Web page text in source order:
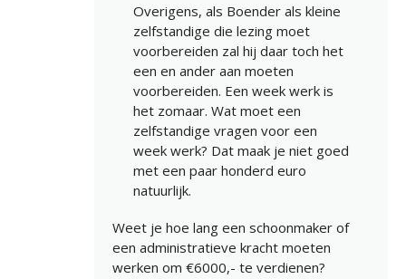
Overigens, als Boender als kleine
zelfstandige die lezing moet
voorbereiden zal hij daar toch het
een en ander aan moeten
voorbereiden. Een week werk is
het zomaar. Wat moet een
zelfstandige vragen voor een
week werk? Dat maak je niet goed
met een paar honderd euro
natuurlijk.
Weet je hoe lang een schoonmaker of
een administratieve kracht moeten
werken om €6000,- te verdienen?